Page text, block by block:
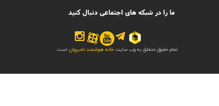
تمام حقوق متعلق به وب سایت خانه هوشمند نامبروان است.
ما را در شبکه های اجتماعی دنبال کنید